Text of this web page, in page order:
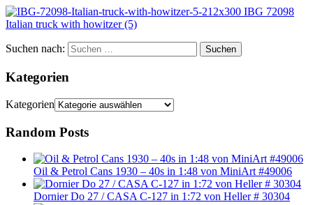
Suchen nach: Suchen
Kategorien
Kategorien
Random Posts
Oil & Petrol Cans 1930 – 40s in 1:48 von MiniArt #49006
Dornier Do 27 / CASA C-127 in 1:72 von Heller # 30304